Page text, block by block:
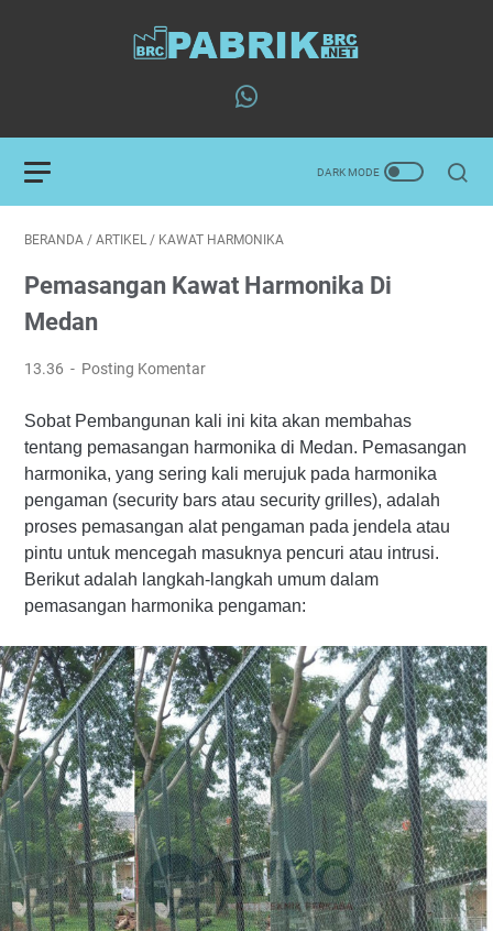
BERANDA / ARTIKEL / KAWAT HARMONIKA
Pemasangan Kawat Harmonika Di
Medan
13.36 Posting Komentar
Sobat Pembangunan kali ini kita akan membahas
tentang pemasangan harmonika di Medan. Pemasangan
harmonika, yang sering kali merujuk pada harmonika
pengaman (security bars atau security grilles), adalah
proses pemasangan alat pengaman pada jendela atau
pintu untuk mencegah masuknya pencuri atau intrusi.
Berikut adalah langkah-langkah umum dalam
pemasangan harmonika pengaman: